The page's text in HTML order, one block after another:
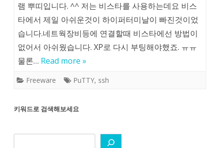
램 뿌띠입니다. ^^ 저는 비스타를 사용하는데요 비스
타에서 제일 아쉬운것이 하이퍼터미날이 빠진것이었
습니다.네트웍장비등에 연결할때 비스타에선 방법이
없어서 아쉬웠습니다. XP로 다시 부팅해야했죠. ㅠㅠ
물론… Read more »
Freeware PuTTY, ssh
키워드로 검색해보세요